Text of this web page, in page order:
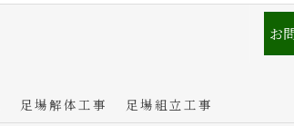
お
足場解体工事
足場組立工事